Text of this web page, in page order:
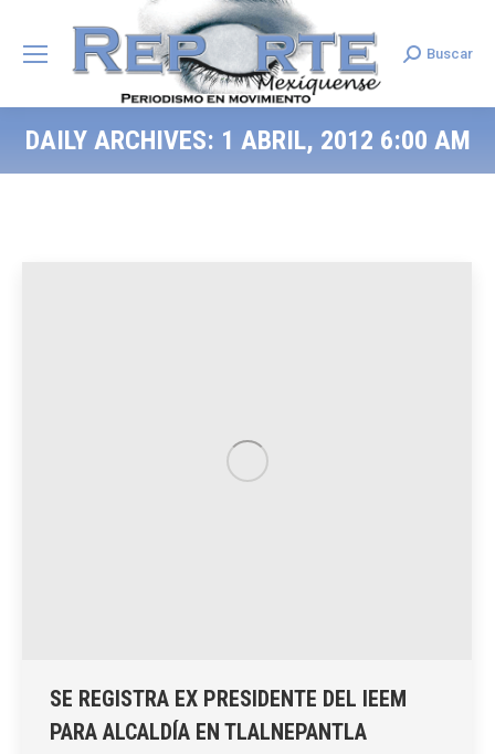
Search:
Buscar
DAILY ARCHIVES: 1 ABRIL, 2012 6:00 AM
SE REGISTRA EX PRESIDENTE DEL IEEM
PARA ALCALDÍA EN TLALNEPANTLA